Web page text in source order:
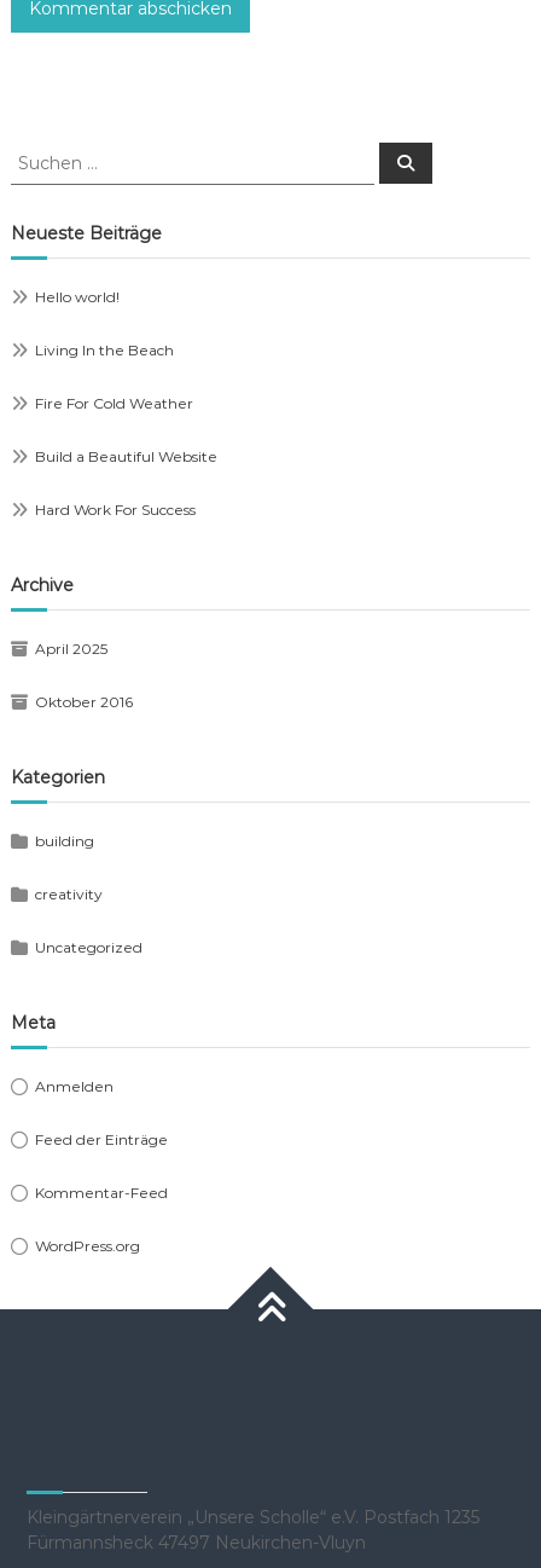
Suche
Suchen
Neueste Beiträge
Hello world!
Living In the Beach
Fire For Cold Weather
Build a Beautiful Website
Hard Work For Success
Archive
April 2025
Oktober 2016
Kategorien
building
creativity
Uncategorized
Meta
Anmelden
Feed der Einträge
Kommentar-Feed
WordPress.org
Kleingärtnerverein „Unsere Scholle“ e.V. Postfach 1235
Fürmannsheck 47497 Neukirchen-Vluyn